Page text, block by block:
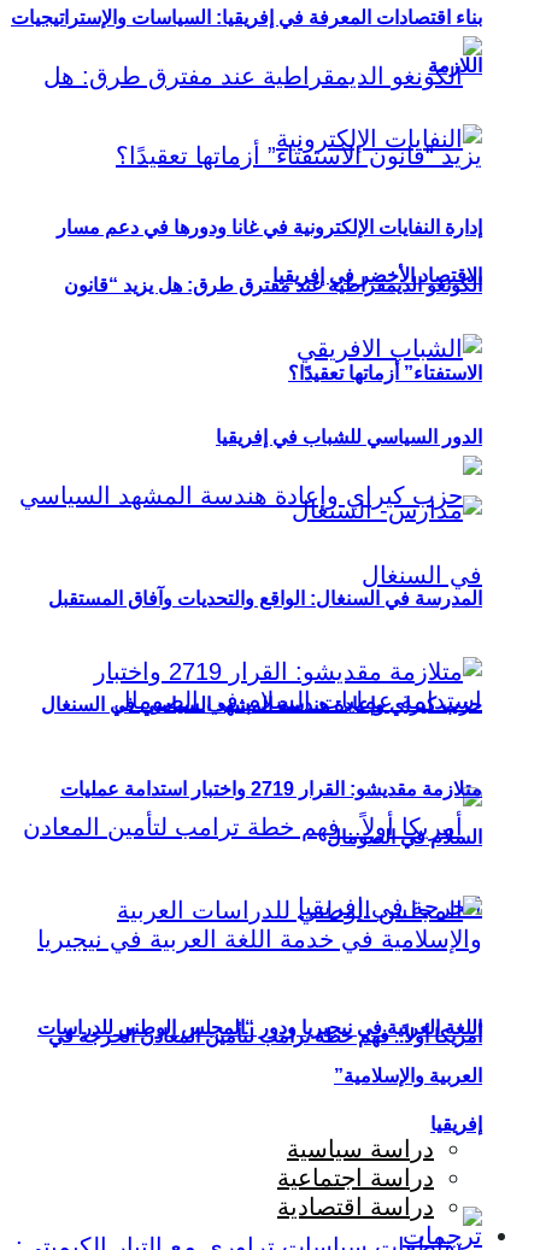
الكونغو الديمقراطية عند مفترق طرق: هل يزيد “قانون
الاستفتاء” أزماتها تعقيدًا؟
حزب كيراي وإعادة هندسة المشهد السياسي في السنغال
أمريكا أولاً.. فهم خطة ترامب لتأمين المعادن الحرجة في
إفريقيا
بناء اقتصادات المعرفة في إفريقيا: السياسات والإستراتيجيات
اللازمة
إدارة النفايات الإلكترونية في غانا ودورها في دعم مسار
الاقتصاد الأخضر في إفريقيا
الدور السياسي للشباب في إفريقيا
المدرسة في السنغال: الواقع والتحديات وآفاق المستقبل
متلازمة مقديشو: القرار 2719 واختبار استدامة عمليات
السلام في الصومال
اللغة العربية في نيجيريا ودور “المجلس الوطني للدراسات
العربية والإسلامية”
دراسة سياسية
دراسة اجتماعية
دراسة اقتصادية
ترجمات